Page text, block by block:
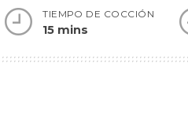
TIEMPO DE COCCIÓN
15 mins